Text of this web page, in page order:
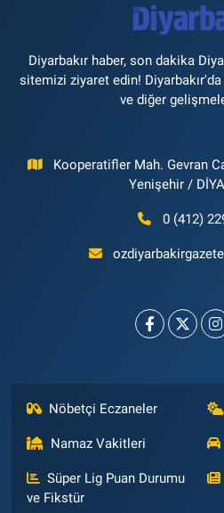
Diyarbakır haber, son dakika
sitemizi ziyaret edin!
ve diğer
Kooperatifler Mah. Gevran
Yenişehir /
0 (412)
Nöbetçi Eczaneler
Namaz Vakitleri
Süper Lig Puan Durumu
ve Fikstür